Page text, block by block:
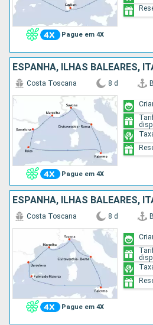
Pague em 4X
Pague em 4X
Costa Toscana 8 d
Pague em 4X
Costa Toscana 8 d